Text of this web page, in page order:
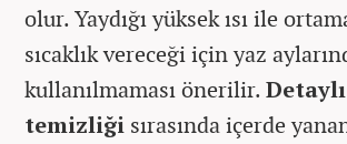
olur. Yaydığı yüksek ısı ile
sıcaklık vereceği için yaz
kullanılmaması önerilir.
temizliği sırasında içerde